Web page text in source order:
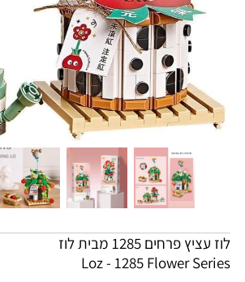
לוז עציץ פרחים 1285 מבית לוז
Loz - 1285 Flower Series